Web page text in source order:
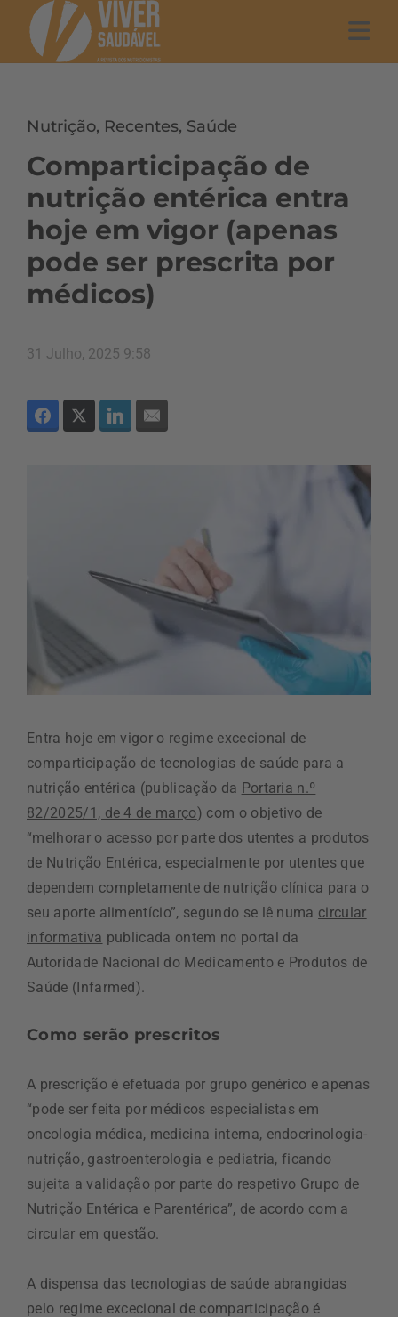
Nutrição, Recentes, Saúde
Comparticipação de
nutrição entérica entra
hoje em vigor (apenas
pode ser prescrita por
médicos)
31 Julho, 2025 9:58
Entra hoje em vigor o regime excecional de
comparticipação de tecnologias de saúde para a
nutrição entérica (publicação da Portaria n.º
82/2025/1, de 4 de março) com o objetivo de
“melhorar o acesso por parte dos utentes a produtos
de Nutrição Entérica, especialmente por utentes que
dependem completamente de nutrição clínica para o
seu aporte alimentício”, segundo se lê numa circular
informativa publicada ontem no portal da
Autoridade Nacional do Medicamento e Produtos de
Saúde (Infarmed).
Como serão prescritos
A prescrição é efetuada por grupo genérico e apenas
“pode ser feita por médicos especialistas em
oncologia médica, medicina interna, endocrinologia-
nutrição, gastroenterologia e pediatria, ficando
sujeita a validação por parte do respetivo Grupo de
Nutrição Entérica e Parentérica”, de acordo com a
circular em questão.
A dispensa das tecnologias de saúde abrangidas
pelo regime excecional de comparticipação é